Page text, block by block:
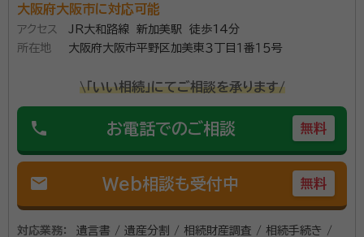
大阪府大阪市に対応可能
アクセス
JR大和路線 新加美駅 徒歩14分
所在地
大阪府大阪市平野区加美東３丁目１番１５号
\「いい相続」にてご相談を承ります/
phone お電話でのご相談 無料
mail Web相談も受付中 無料
対応業務：
遺言書 / 遺産分割 / 相続財産調査 / 相続手続き /